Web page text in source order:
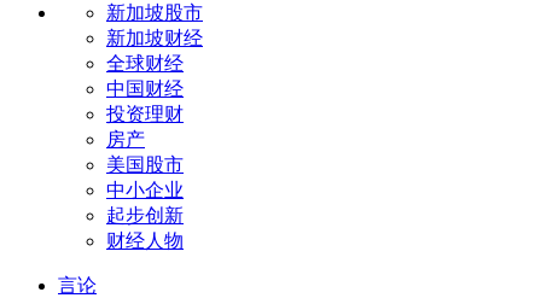
新加坡股市
新加坡财经
全球财经
中国财经
投资理财
房产
美国股市
中小企业
起步创新
财经人物
言论